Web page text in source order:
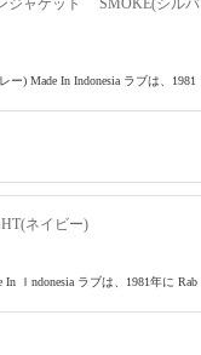
ジャケット SMOKE(シルバ
ー) Made In Indonesia ラブは、1981
ネイビー)
Ｉndonesia ラブは、1981年に Rab